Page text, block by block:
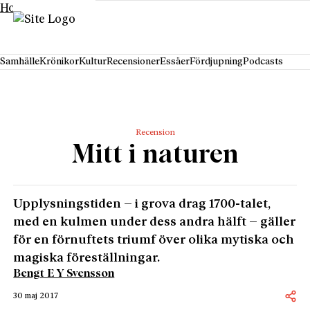
Hoppa till innehåll
SamhälleKrönikorKulturRecensionerEssäerFördjupningPodcasts
Recension
Mitt i naturen
Upplysningstiden – i grova drag 1700-talet,
med en kulmen under dess andra hälft – gäller
för en förnuftets triumf över olika mytiska och
magiska föreställningar.
Bengt E Y Svensson
30 maj 2017